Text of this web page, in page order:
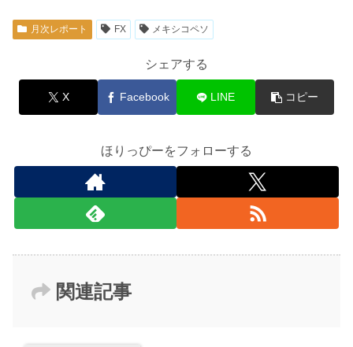
月次レポート FX メキシコペソ
シェアする
X Facebook LINE コピー
ほりっぴーをフォローする
関連記事